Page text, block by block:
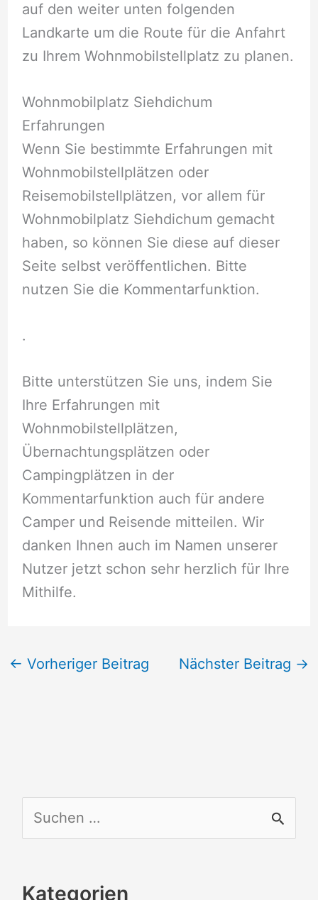
auf den weiter unten folgenden
Landkarte um die Route für die Anfahrt
zu Ihrem Wohnmobilstellplatz zu planen.
Wohnmobilplatz Siehdichum
Erfahrungen
Wenn Sie bestimmte Erfahrungen mit
Wohnmobilstellplätzen oder
Reisemobilstellplätzen, vor allem für
Wohnmobilplatz Siehdichum gemacht
haben, so können Sie diese auf dieser
Seite selbst veröffentlichen. Bitte
nutzen Sie die Kommentarfunktion.
.
Bitte unterstützen Sie uns, indem Sie
Ihre Erfahrungen mit
Wohnmobilstellplätzen,
Übernachtungsplätzen oder
Campingplätzen in der
Kommentarfunktion auch für andere
Camper und Reisende mitteilen. Wir
danken Ihnen auch im Namen unserer
Nutzer jetzt schon sehr herzlich für Ihre
Mithilfe.
← Vorheriger Beitrag Nächster Beitrag →
u
h
Kategorien